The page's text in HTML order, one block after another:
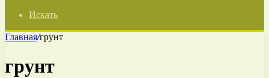
Искать
Главная/грунт
грунт